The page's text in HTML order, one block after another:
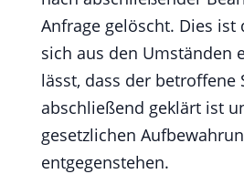
Anfrage gelöscht. Dies ist
sich aus den Umständen
lässt, dass der betroffene
abschließend geklärt ist
gesetzlichen
entgegenstehen.